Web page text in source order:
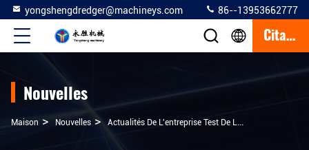
yongshengdredger@machineys.com 86--13953662777
Citation
Nouvelles
Maison > Nouvelles > Actualités De L'entreprise Test De La Drague À Aspiration À Coupe Hydraulique De 4000 M3/h Avant Expédition